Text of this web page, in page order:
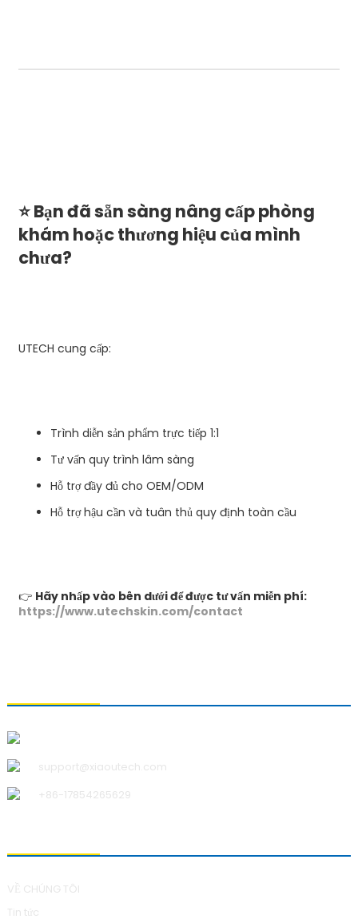
⭐Bạn đã sẵn sàng nâng cấp phòng
khám hoặc thương hiệu của mình
chưa?
UTECH cung cấp:
Trình diễn sản phẩm trực tiếp 1:1
Tư vấn quy trình lâm sàng
Hỗ trợ đầy đủ cho OEM/ODM
Hỗ trợ hậu cần và tuân thủ quy định toàn cầu
👉 Hãy nhấp vào bên dưới để được tư vấn miễn phí:
https://www.utechskin.com/contact
support@xiaoutech.com
+86-17854265629
VỀ CHÚNG TÔI
Tin tức